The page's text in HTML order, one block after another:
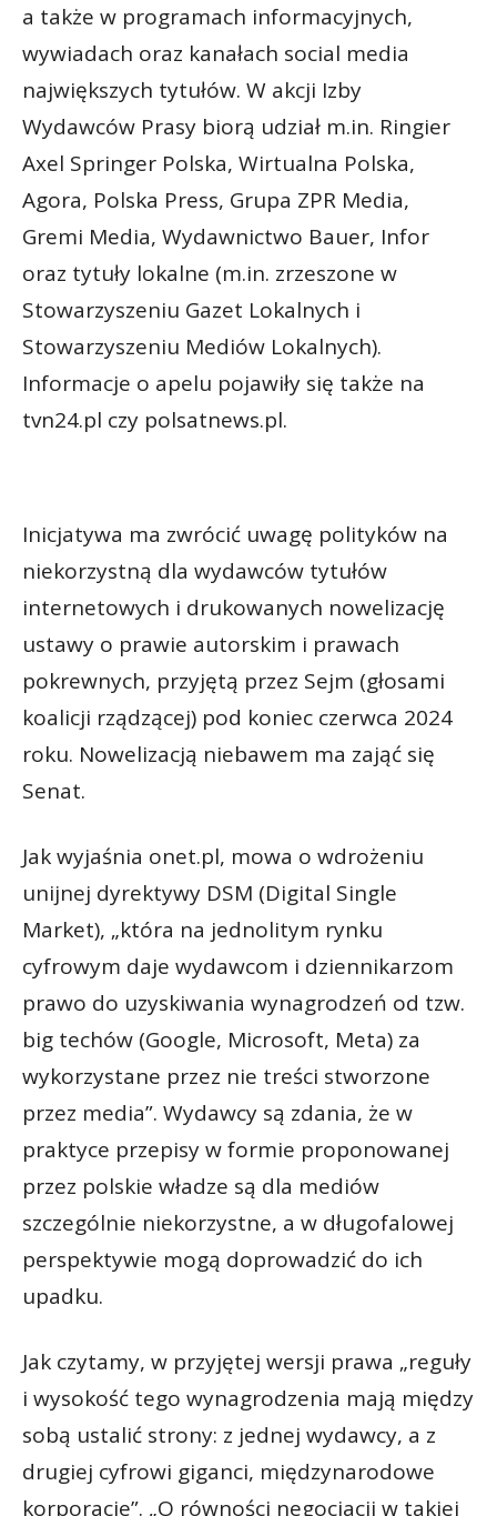
a także w programach informacyjnych,
wywiadach oraz kanałach social media
największych tytułów. W akcji Izby
Wydawców Prasy biorą udział m.in. Ringier
Axel Springer Polska, Wirtualna Polska,
Agora, Polska Press, Grupa ZPR Media,
Gremi Media, Wydawnictwo Bauer, Infor
oraz tytuły lokalne (m.in. zrzeszone w
Stowarzyszeniu Gazet Lokalnych i
Stowarzyszeniu Mediów Lokalnych).
Informacje o apelu pojawiły się także na
tvn24.pl czy polsatnews.pl.
Inicjatywa ma zwrócić uwagę polityków na
niekorzystną dla wydawców tytułów
internetowych i drukowanych nowelizację
ustawy o prawie autorskim i prawach
pokrewnych, przyjętą przez Sejm (głosami
koalicji rządzącej) pod koniec czerwca 2024
roku. Nowelizacją niebawem ma zająć się
Senat.
Jak wyjaśnia onet.pl, mowa o wdrożeniu
unijnej dyrektywy DSM (Digital Single
Market), „która na jednolitym rynku
cyfrowym daje wydawcom i dziennikarzom
prawo do uzyskiwania wynagrodzeń od tzw.
big techów (Google, Microsoft, Meta) za
wykorzystane przez nie treści stworzone
przez media”. Wydawcy są zdania, że w
praktyce przepisy w formie proponowanej
przez polskie władze są dla mediów
szczególnie niekorzystne, a w długofalowej
perspektywie mogą doprowadzić do ich
upadku.
Jak czytamy, w przyjętej wersji prawa „reguły
i wysokość tego wynagrodzenia mają między
sobą ustalić strony: z jednej wydawcy, a z
drugiej cyfrowi giganci, międzynarodowe
korporacje”. „O równości negocjacji w takiej